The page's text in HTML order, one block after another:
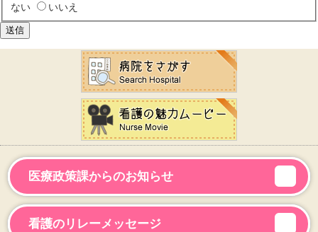
ない
いいえ
医療政策課からのお知らせ
看護のリレーメッセージ